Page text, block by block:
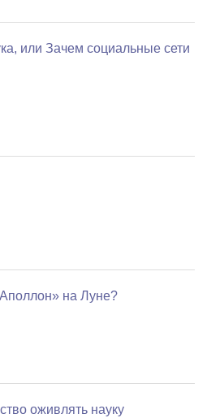
или Зачем социальные сети
на Луне?
оживлять науку